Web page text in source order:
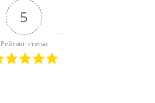
5
Рейтинг статьи